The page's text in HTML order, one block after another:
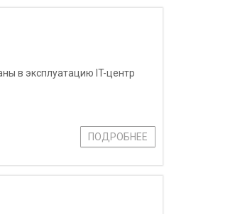
в эксплуатацию IT-центр
ПОДРОБНЕЕ